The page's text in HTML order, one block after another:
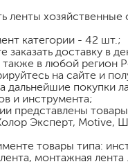
ленты хозяйственные
категории - 42 шт.;
доставку в
в любой регион
на сайте и
дальнейшие покупки
и инструмента;
представлены
Эксперт, Motive,
товары типа:
монтажная лента .